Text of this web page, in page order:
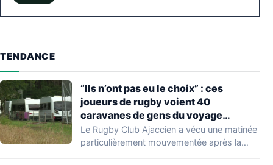
TENDANCE
“Ils n’ont pas eu le choix” : ces
joueurs de rugby voient 40
caravanes de gens du voyage
s’installer dans leur stade, ils les
délogent en moins d’1 heure
Le Rugby Club Ajaccien a vécu une matinée
particulièrement mouvementée après la